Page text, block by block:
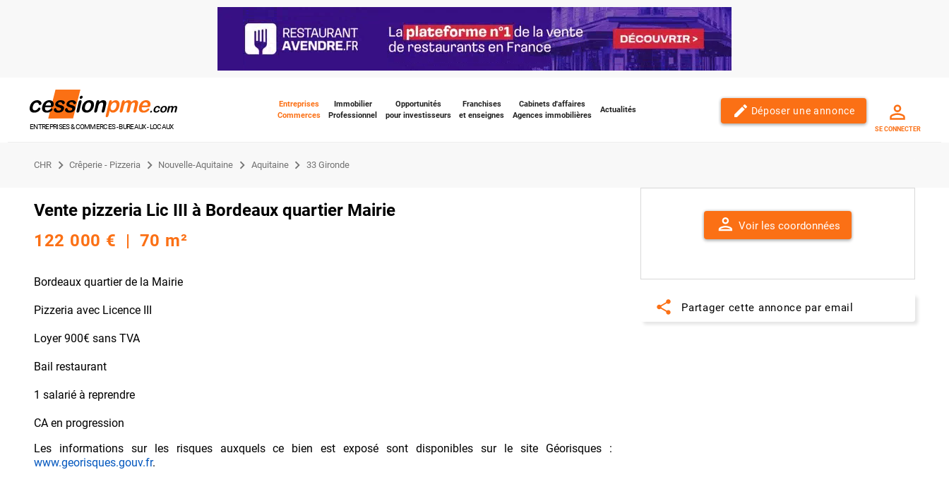
ENTREPRISES & COMMERCES - BUREAUX - LOCAUX
Entreprises
Commerces
Immobilier
Professionnel
Opportunités
pour investisseurs
Franchises
et enseignes
Cabinets d'affaires
Agences immobilières
Actualités edit Déposer une annonce
SE CONNECTER
CHR Crêperie - Pizzeria Nouvelle-Aquitaine Aquitaine 33 Gironde
Vente pizzeria Lic III à Bordeaux quartier Mairie
122 000 € | 70 m²
Bordeaux quartier de la Mairie
Pizzeria avec Licence III
Loyer 900€ sans TVA
Bail restaurant
1 salarié à reprendre
CA en progression
Les informations sur les risques auxquels ce bien est exposé sont disponibles sur le site Géorisques :
www.georisques.gouv.fr.
person Voir les coordonnées
share Partager cette annonce par email